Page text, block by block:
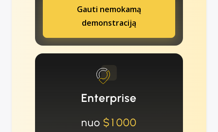
Gauti nemokamą
demonstraciją
Enterprise
nuo $1000